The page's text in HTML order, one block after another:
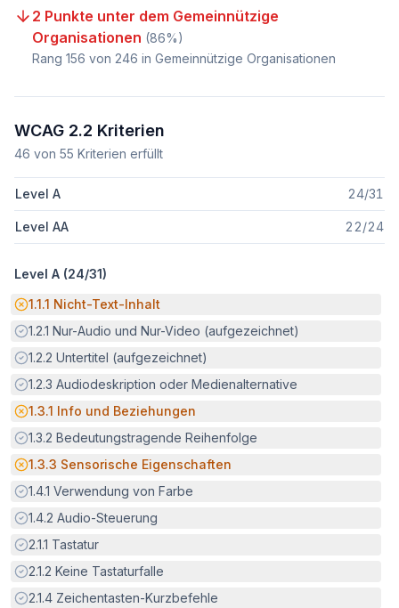
2 Punkte unter dem Gemeinnützige
Organisationen (86%)
Rang 156 von 246 in Gemeinnützige Organisationen
WCAG 2.2 Kriterien
46 von 55 Kriterien erfüllt
Level A 24/31
Level AA 22/24
Level A (24/31)
Potenzielle Barriere:
1.1.1 Nicht-Text-Inhalt
Erfüllt:
1.2.1 Nur-Audio und Nur-Video (aufgezeichnet)
Erfüllt:
1.2.2 Untertitel (aufgezeichnet)
Erfüllt:
1.2.3 Audiodeskription oder Medienalternative
Potenzielle Barriere:
1.3.1 Info und Beziehungen
Erfüllt:
1.3.2 Bedeutungstragende Reihenfolge
Potenzielle Barriere:
1.3.3 Sensorische Eigenschaften
Erfüllt:
1.4.1 Verwendung von Farbe
Erfüllt:
1.4.2 Audio-Steuerung
Erfüllt:
2.1.1 Tastatur
Erfüllt:
2.1.2 Keine Tastaturfalle
Erfüllt:
2.1.4 Zeichentasten-Kurzbefehle